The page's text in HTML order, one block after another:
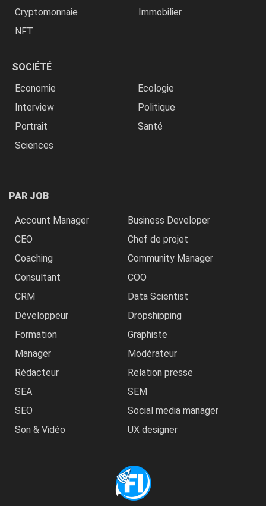
Cryptomonnaie
Immobilier
NFT
SOCIÉTÉ
Economie
Ecologie
Interview
Politique
Portrait
Santé
Sciences
PAR JOB
Account Manager
Business Developer
CEO
Chef de projet
Coaching
Community Manager
Consultant
COO
CRM
Data Scientist
Développeur
Dropshipping
Formation
Graphiste
Manager
Modérateur
Rédacteur
Relation presse
SEA
SEM
SEO
Social media manager
Son & Vidéo
UX designer